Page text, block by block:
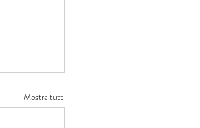
Mostra tutti